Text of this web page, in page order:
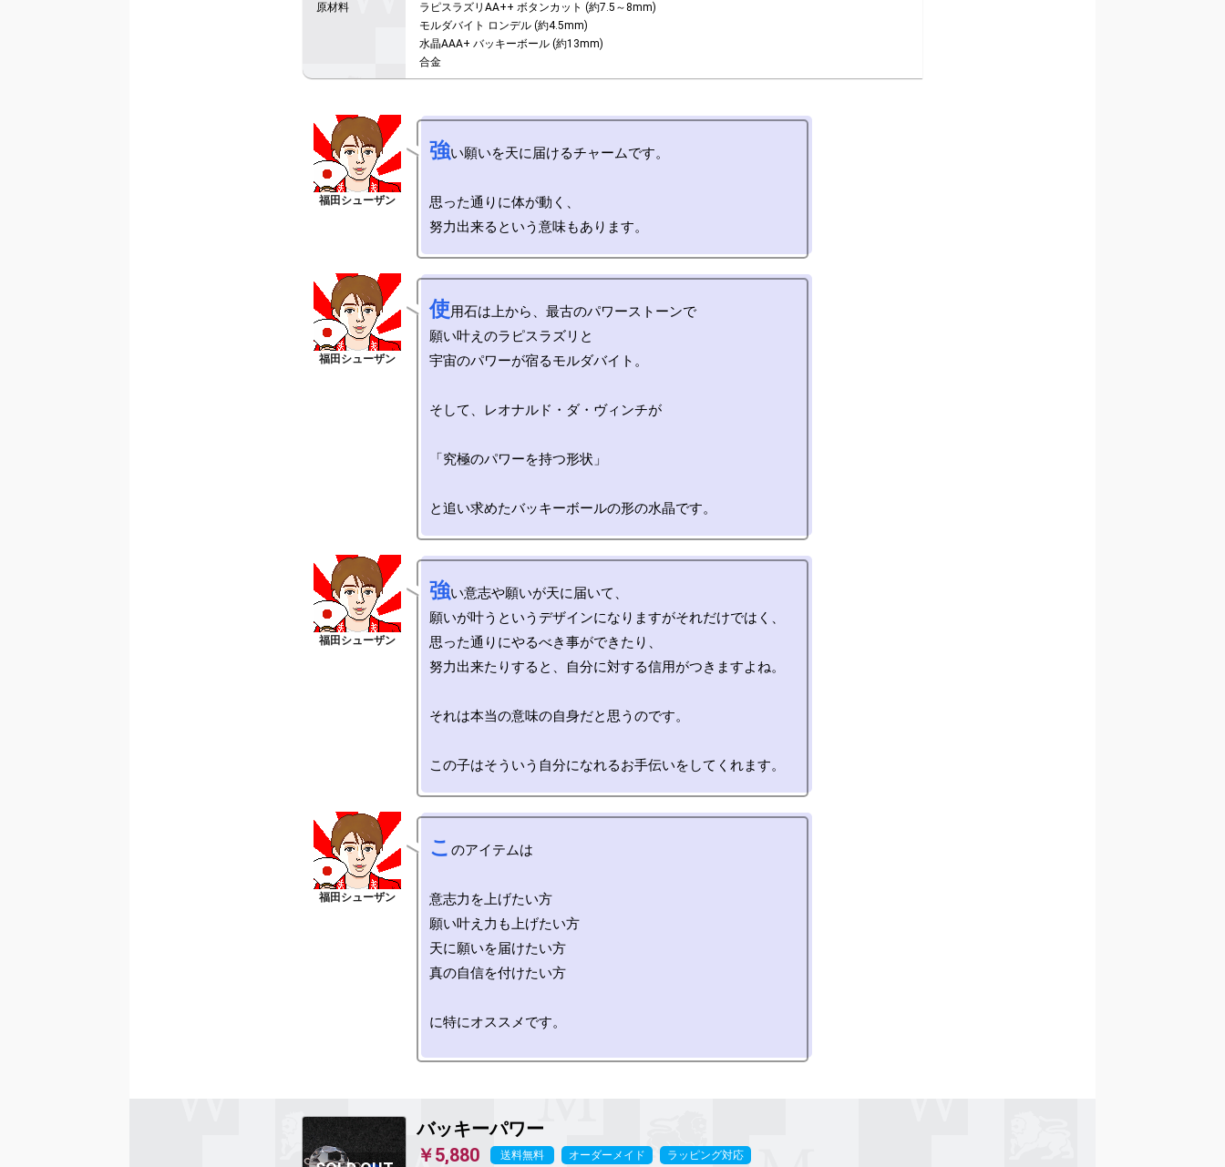
ラピスラズリAA++ ボタンカット (約7.5～8mm)
モルダバイト ロンデル (約4.5mm)
水晶AAA+ バッキーボール (約13mm)
合金
強い願いを天に届けるチャームです。
思った通りに体が動く、
使用石は上から、最古のパワーストーンで
願い叶えのラピスラズリと
宇宙のパワーが宿るモルダバイト。
そして、レオナルド・ダ・ヴィンチが
「究極のパワーを持つ形状」
強い意志や願いが天に届いて、
願いが叶うというデザインになりますがそれだけではく、
思った通りにやるべき事ができたり、
努力出来たりすると、自分に対する信用がつきますよね。
それは本当の意味の自身だと思うのです。
こ のアイテムは
意志力を上げたい方
願い叶え力も上げたい方
天に願いを届けたい方
真の自信を付けたい方
に特にオススメです。
バッキーパワー
￥5,880
送料無料 オーダーメイド ラッピング対応